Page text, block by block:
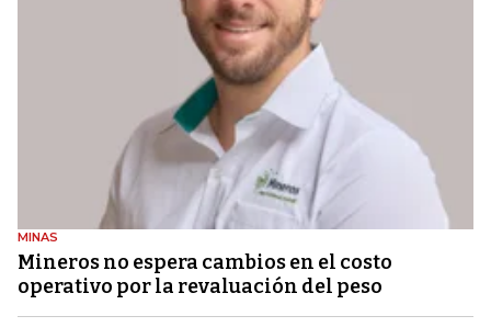
MINAS
Mineros no espera cambios en el costo
operativo por la revaluación del peso